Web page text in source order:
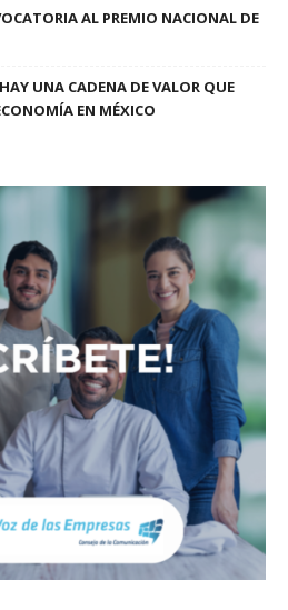
AL PREMIO NACIONAL DE
UNA CADENA DE VALOR QUE
EN MÉXICO